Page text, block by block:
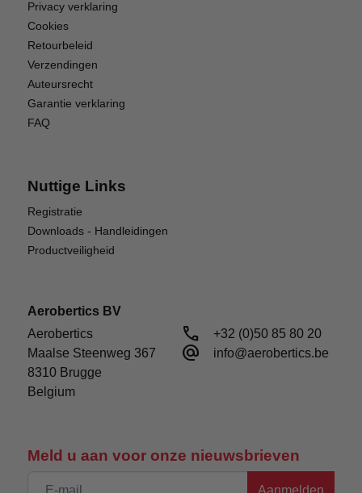
Duurzaam
componenten die mechanische precisie
leveren.vezelcomponenten die mechanische
precisie leveren en de tolerantie om typische
ongelukjes op te vangen.
Meld u aan voor onze nieuwsbrieven
Privacy verklaring
Cookies
Retourbeleid
Verzendingen
Auteursrecht
Garantie verklaring
FAQ
Nuttige Links
Registratie
Downloads - Handleidingen
Productveiligheid
Aerobertics BV
Aerobertics
Maalse Steenweg 367
8310 Brugge
Belgium
call +32 (0)50 85 80 20
alternate_email info@aerobertics.be